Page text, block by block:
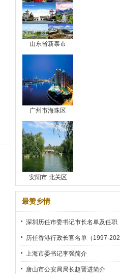
山东省新泰市
广州市海珠区
安阳市 北关区
最赞乡情
深圳历任市委书记市长名单及任职
时间
历任香港行政长官名单（1997-202
2）
上海市委书记李强简介
唐山市公安局局长赵晋进简介